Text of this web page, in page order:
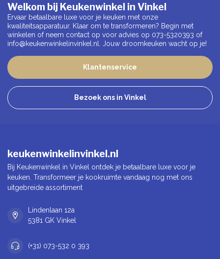
Welkom bij Keukenwinkel in Vinkel
Ervaar betaalbare luxe voor je keuken met onze
kwaliteitsapparatuur. Klaar om te transformeren? Begin met
winkelen of neem contact op voor advies op 073-5320393 of
info@keukenwinkelinvinkel.nl
. Jouw droomkeuken wacht op je!
Klantenservice
Bezoek ons in Vinkel
keukenwinkelinvinkel.nl
Bij Keukenwinkel in Vinkel ontdek je betaalbare luxe voor je
keuken. Transformeer je kookruimte vandaag nog met ons
uitgebreide assortiment
Lindenlaan 12a
5381 GK Vinkel
(+31) 073-532 0 393